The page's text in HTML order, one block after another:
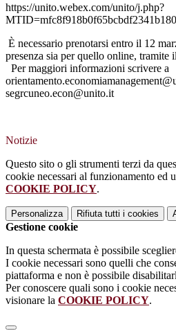
https://unito.webex.com/unito/j.php?
È necessario prenotarsi entro il 12
presenza sia per quello online, tramite
Per maggiori informazioni scrivere a
segrcuneo.econ@unito.it
Notizie
Questo sito o gli strumenti terzi da
cookie necessari al funzionamento ed
COOKIE POLICY.
Personalizza Rifiuta tutti i cookies
Gestione cookie
In questa schermata è possibile
I cookie necessari sono quelli che
piattaforma e non è possibile
Per conoscere quali sono i cookie
visionare la COOKIE POLICY.